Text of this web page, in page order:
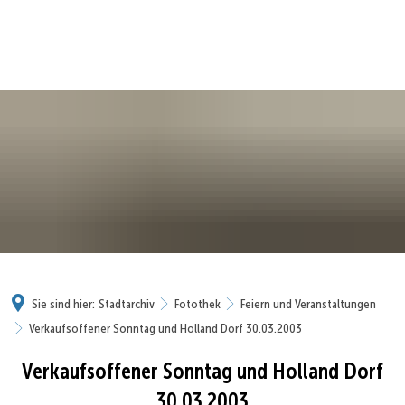
Sie sind hier: Stadtarchiv Fotothek
Feiern und Veranstaltungen
Verkaufsoffener Sonntag und Holland Dorf 30.03.2003
Verkaufsoffener Sonntag und Holland Dorf